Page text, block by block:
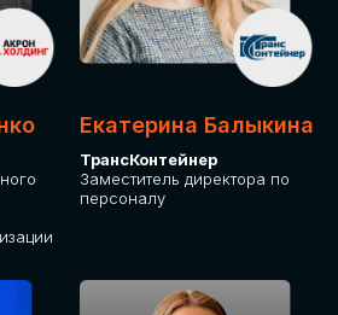
Екатерина Балыкина
ТрансКонтейнер
Заместитель директора по
персоналу